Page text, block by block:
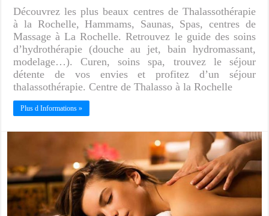
Découvrez les plus beaux centres de Thalassothérapie
à la Rochelle, Hammams, Saunas, Spas, centres de
Massage à La Rochelle. Retrouvez le guide des soins
d’hydrothérapie (douche au jet, bain hydromassant,
modelage…). Curen, soins spa, trouvez le séjour
détente de vos envies et profitez d’un séjour
thalassothérapie. Centre de Thalasso à la Rochelle
Plus d Informations »